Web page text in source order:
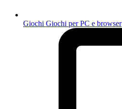
Giochi Giochi per PC e browser